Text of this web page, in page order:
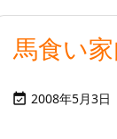
馬食い
 2008年5月3日